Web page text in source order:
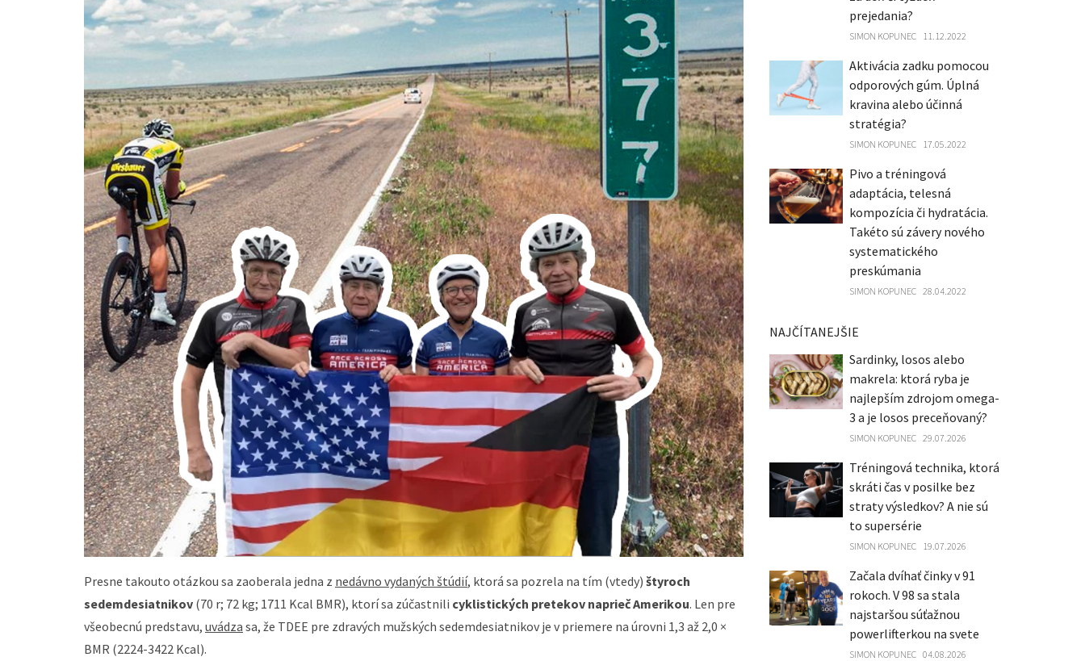
Presne takouto otázkou sa zaoberala jedna z nedávno vydaných štúdií, ktorá sa pozrela na tím (vtedy) štyroch
sedemdesiatnikov (70 r; 72 kg; 1711 Kcal BMR), ktorí sa zúčastnili cyklistických pretekov naprieč Amerikou. Len pre
všeobecnú predstavu, uvádza sa, že TDEE pre zdravých mužských sedemdesiatnikov je v priemere na úrovni 1,3 až 2,0 ×
BMR (2224-3422 Kcal).
prejedania?
SIMON KOPUNEC 11.12.2022
Aktivácia zadku pomocou
odporových gúm. Úplná
kravina alebo účinná
stratégia?
SIMON KOPUNEC 17.05.2022
Pivo a tréningová
adaptácia, telesná
kompozícia či hydratácia.
Takéto sú závery nového
systematického
preskúmania
SIMON KOPUNEC 28.04.2022
NAJČÍTANEJŠIE
Sardinky, losos alebo
makrela: ktorá ryba je
najlepším zdrojom omega-
3 a je losos preceňovaný?
SIMON KOPUNEC 29.07.2026
Tréningová technika, ktorá
skráti čas v posilke bez
straty výsledkov? A nie sú
to supersérie
SIMON KOPUNEC 19.07.2026
Začala dvíhať činky v 91
rokoch. V 98 sa stala
najstaršou súťažnou
powerlifterkou na svete
SIMON KOPUNEC 04.08.2026